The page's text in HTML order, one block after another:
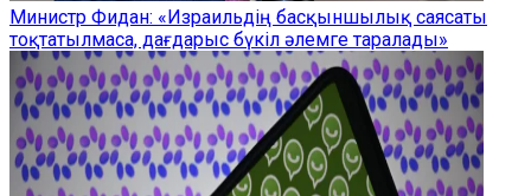
Министр Фидан: «Израильдің басқыншылық саясаты
тоқтатылмаса, дағдарыс бүкіл әлемге таралады»